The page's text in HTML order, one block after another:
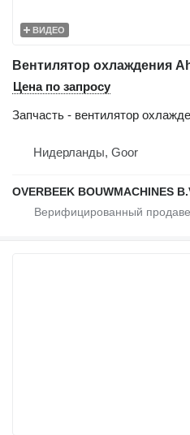
ВИДЕО
Цена по запросу
Запчасть - вентилятор
Нидерланды, Goor
OVERBEEK BOUWMACHINES